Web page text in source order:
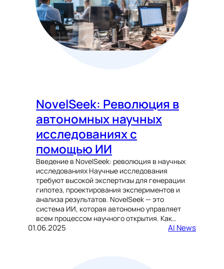
NovelSeek: Революция в
автономных научных
исследованиях с
помощью ИИ
Введение в NovelSeek: революция в научных
исследованиях Научные исследования
требуют высокой экспертизы для генерации
гипотез, проектирования экспериментов и
анализа результатов. NovelSeek — это
система ИИ, которая автономно управляет
всем процессом научного открытия. Как…
01.06.2025 AI News